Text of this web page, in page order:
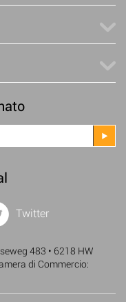
Twitter
483 • 6218 HW
di Commercio: